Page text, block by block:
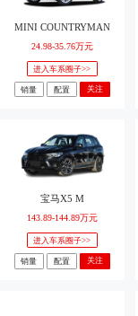
MINI COUNTRYMAN
24.98-35.76万元
进入车系圈子>>
销量 配置 关注
宝马X5 M
143.89-144.89万元
进入车系圈子>>
销量 配置 关注